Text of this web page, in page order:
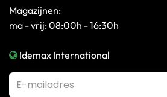
Magazijnen:
ma - vrij: 08:00h - 16:30h
Idemax International